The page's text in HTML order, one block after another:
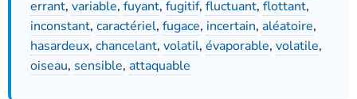
errant, variable, fuyant, fugitif, fluctuant, flottant,
inconstant, caractériel, fugace, incertain, aléatoire,
hasardeux, chancelant, volatil, évaporable, volatile,
oiseau, sensible, attaquable